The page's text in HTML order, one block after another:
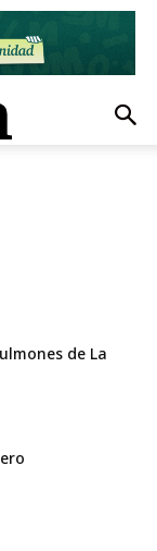
de La